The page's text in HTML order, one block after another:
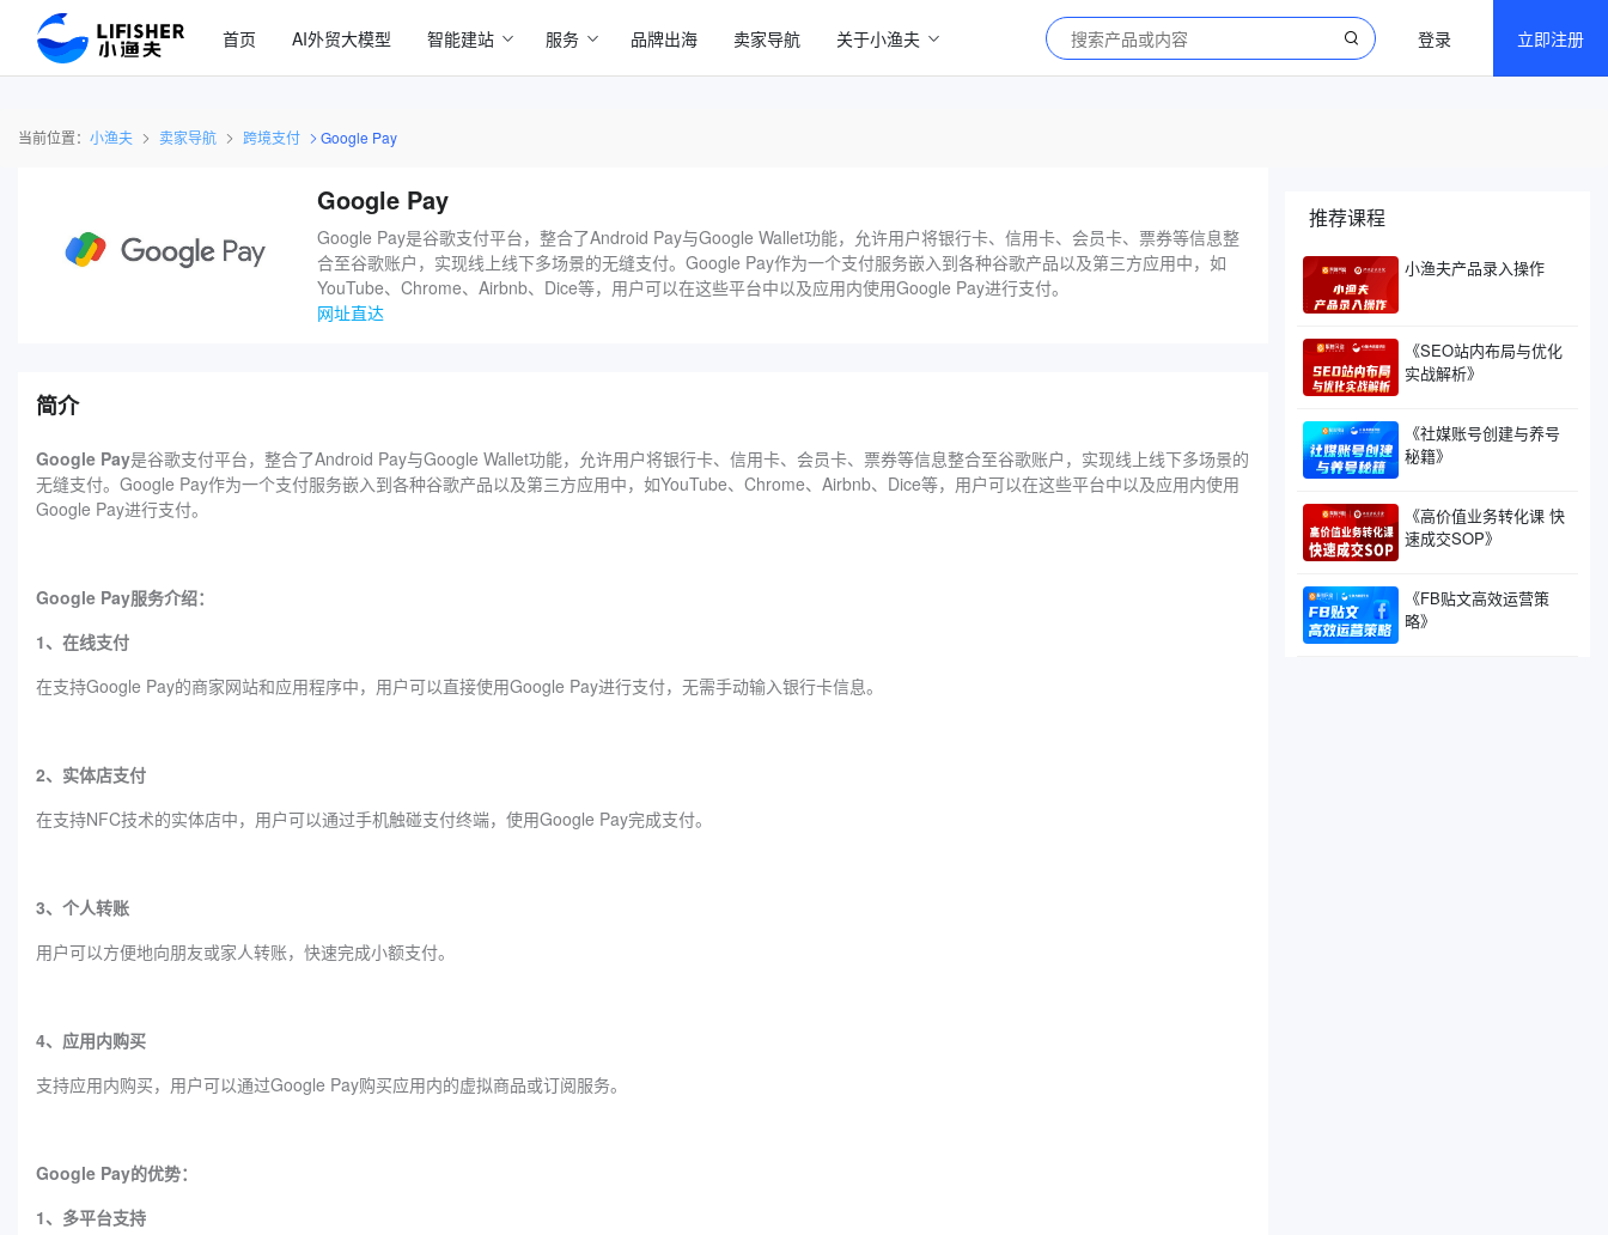
首页 AI外贸大模型 智能建站 服务 品牌出海 卖家导航 关于小渔夫 登录 立即注册
当前位置： 小渔夫 卖家导航 跨境支付 ‌Google Pay
‌Google Pay
‌Google Pay是谷歌支付平台，整合了Android Pay与Google Wallet功能，允许用户将银行卡、信用卡、会员卡、票券等信息整
合至谷歌账户，实现线上线下多场景的无缝支付。‌Google Pay作为一个支付服务嵌入到各种谷歌产品以及第三方应用中，如
YouTube、Chrome、Airbnb、Dice等，用户可以在这些平台中以及应用内使用Google Pay进行支付。
网址直达
简介
‌Google Pay是谷歌支付平台，整合了Android Pay与Google Wallet功能，允许用户将银行卡、信用卡、会员卡、票券等信息整合至谷歌账户，实现线上线下多场景的
无缝支付。‌Google Pay作为一个支付服务嵌入到各种谷歌产品以及第三方应用中，如YouTube、Chrome、Airbnb、Dice等，用户可以在这些平台中以及应用内使用
Google Pay进行支付。
‌Google Pay服务介绍：
1、在线支付
在支持Google Pay的商家网站和应用程序中，用户可以直接使用Google Pay进行支付，无需手动输入银行卡信息。
2、实体店支付
在支持NFC技术的实体店中，用户可以通过手机触碰支付终端，使用Google Pay完成支付。
3、个人转账
用户可以方便地向朋友或家人转账，快速完成小额支付。
4、应用内购买
支持应用内购买，用户可以通过Google Pay购买应用内的虚拟商品或订阅服务。
‌Google Pay的优势：
1、多平台支持
推荐课程
小渔夫产品录入操作
《SEO站内布局与优化
实战解析》
《社媒账号创建与养号
秘籍》
《高价值业务转化课 快
速成交SOP》
《FB贴文高效运营策
略》